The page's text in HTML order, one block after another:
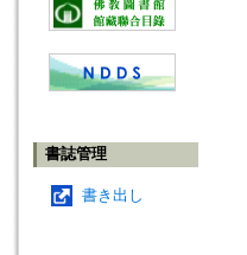
書誌管理
書き出し